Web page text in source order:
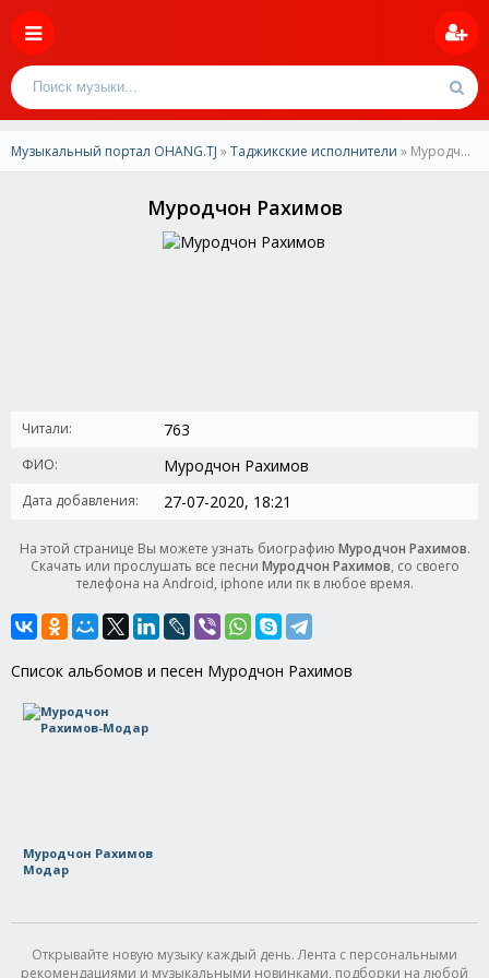
Музыкальный портал OHANG.TJ »Таджикские исполнители » Муродчон Рахимов
Муродчон Рахимов
Читали: 763
ФИО: Муродчон Рахимов
Дата добавления: 27-07-2020, 18:21
На этой странице Вы можете узнать биографию Муродчон Рахимов.
Скачать или прослушать все песни Муродчон Рахимов, со своего
телефона на Android, iphone или пк в любое время.
Список альбомов и песен Муродчон Рахимов
Муродчон Рахимов
Модар
Открывайте новую музыку каждый день. Лента с персональными
рекомендациями и музыкальными новинками, подборки на любой